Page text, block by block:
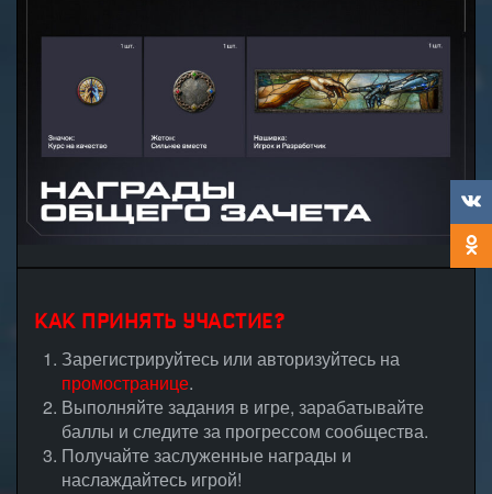
КАК ПРИНЯТЬ УЧАСТИЕ?
Зарегистрируйтесь или авторизуйтесь на
промостранице.
Выполняйте задания в игре, зарабатывайте
баллы и следите за прогрессом сообщества.
Получайте заслуженные награды и
наслаждайтесь игрой!